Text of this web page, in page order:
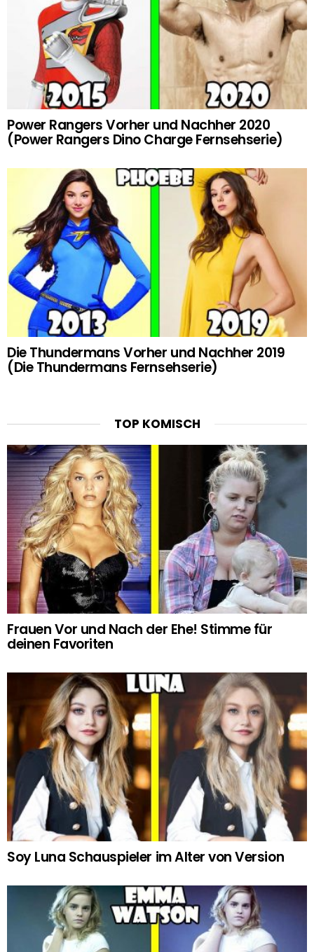
Power Rangers Vorher und Nachher 2020
(Power Rangers Dino Charge Fernsehserie)
Die Thundermans Vorher und Nachher 2019
(Die Thundermans Fernsehserie)
TOP KOMISCH
Frauen Vor und Nach der Ehe! Stimme für
deinen Favoriten
Soy Luna Schauspieler im Alter von Version